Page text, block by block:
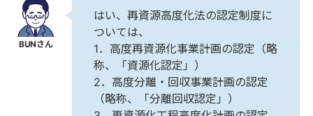
はい、再資源高度化法の認定制度に
ついては、
1．高度再資源化事業計画の認定（略
称、「資源化認定」）
2．高度分離・回収事業計画の認定
（略称、「分離回収認定」）